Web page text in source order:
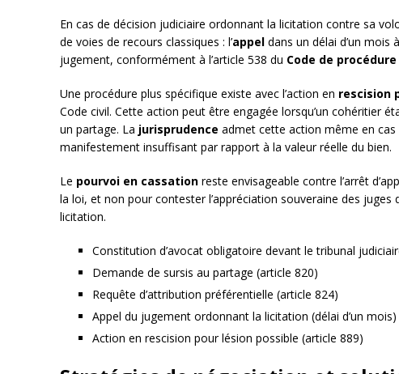
En cas de décision judiciaire ordonnant la licitation contre sa
de voies de recours classiques : l’appeldans un délai d’un mois
jugement, conformément à l’article 538 du Code de
Une procédure plus spécifique existe avec l’action en rescision
Code civil. Cette action peut être engagée lorsqu’un cohéritier
un partage. La jurisprudence admet cette action même en cas
manifestement insuffisant par rapport à la valeur réelle du bien.
Le pourvoi en cassationreste envisageable contre l’arrêt
la loi, et non pour contester l’appréciation souveraine des juges
licitation.
Constitution d’avocat obligatoire devant le tribunal
Demande de sursis au partage (article 820)
Requête d’attribution préférentielle (article 824)
Appel du jugement ordonnant la licitation (délai d’un mois)
Action en rescision pour lésion possible (article 889)